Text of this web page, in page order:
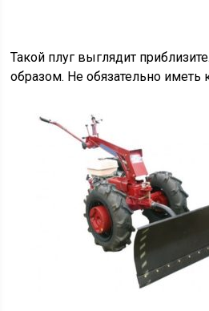
Такой плуг выглядит
образом. Не обязательно иметь